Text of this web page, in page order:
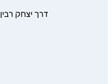
דרך יצחק רבין 1, פתח תקווה